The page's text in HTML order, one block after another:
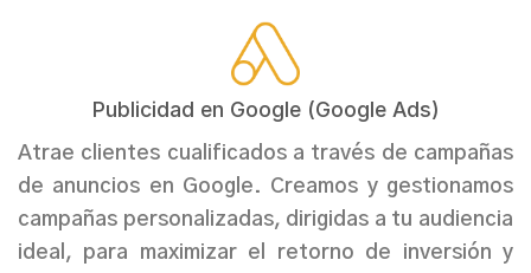
Publicidad en Google (Google Ads)
Atrae clientes cualificados a través de campañas
de anuncios en Google. Creamos y gestionamos
campañas personalizadas, dirigidas a tu audiencia
ideal, para maximizar el retorno de inversión y